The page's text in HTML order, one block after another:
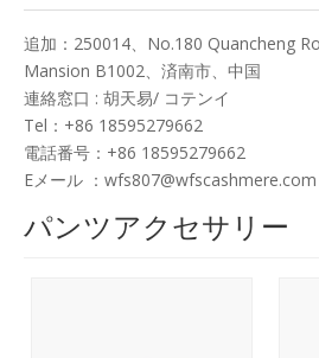
追加：250014、No.180 Quancheng
Mansion B1002、済南市、中国
連絡窓口 : 胡天易/ コテンイ
Tel：+86 18595279662
電話番号：+86 18595279662
Eメール ： wfs807@wfscashmere.com
パンツアクセサリー